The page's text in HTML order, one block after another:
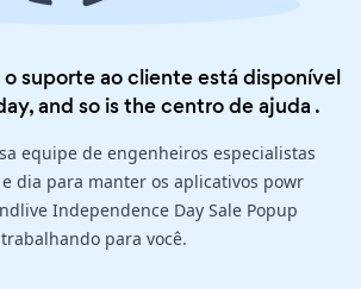
suporte ao cliente está disponível
and so is thecentro de ajuda .
equipe de engenheiros especialistas
dia para manter os aplicativos powr
Independence Day Sale Popup
trabalhando para você.